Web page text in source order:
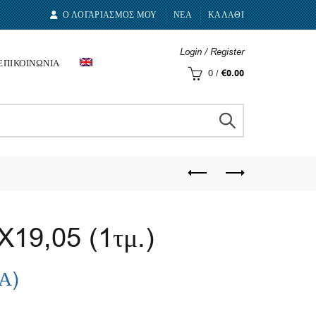
Ο ΛΟΓΑΡΙΑΣΜΟΣ ΜΟΥ ΝΕΑ ΚΑΛΑΘΙ
Login / Register
0 / €0.00
(1τμ.)